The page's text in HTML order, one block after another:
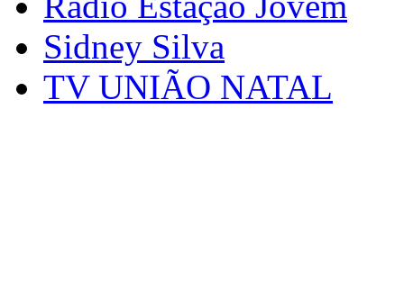
Sidney Silva
TV UNIÃO NATAL